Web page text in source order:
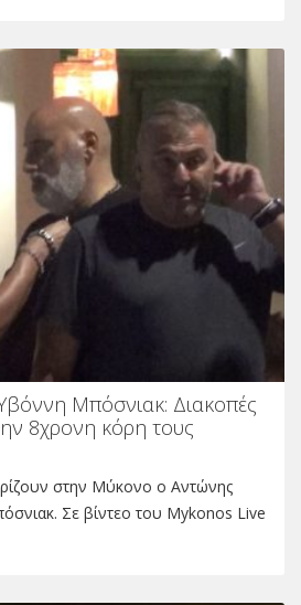
Μπόσνιακ: Διακοπές
8χρονη κόρη τους
στην Μύκονο ο Αντώνης
Σε βίντεο του Mykonos Live